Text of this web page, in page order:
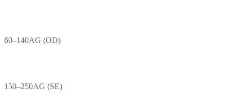
60–140AG (OD)
150–250AG (SE)